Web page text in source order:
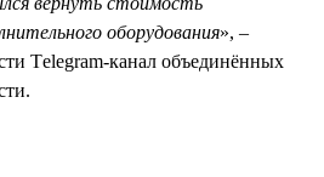
оборудования», –
Тelegram-канал объединённых